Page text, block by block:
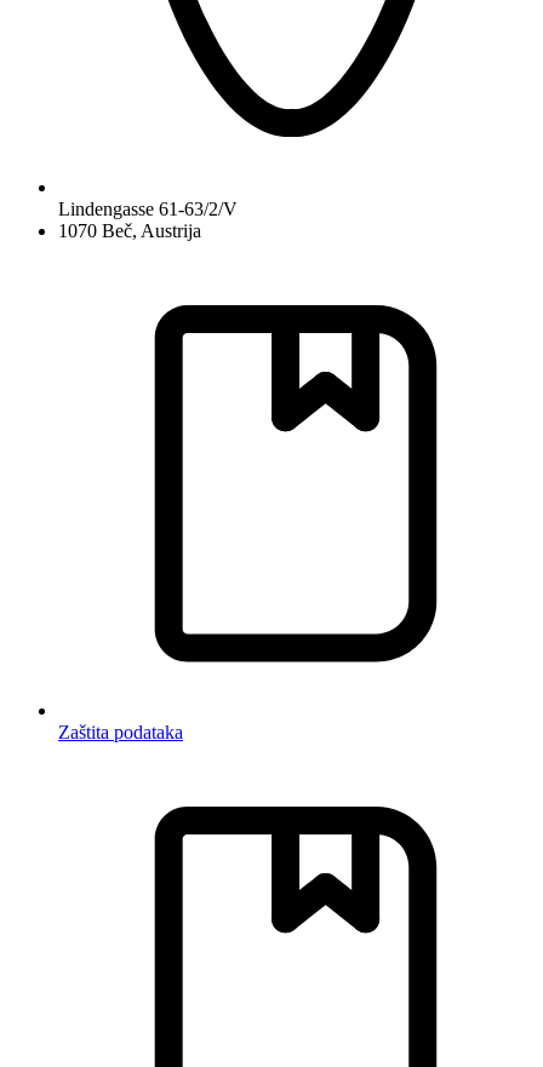
Lindengasse 61-63/2/V
1070 Beč, Austrija
Zaštita podataka